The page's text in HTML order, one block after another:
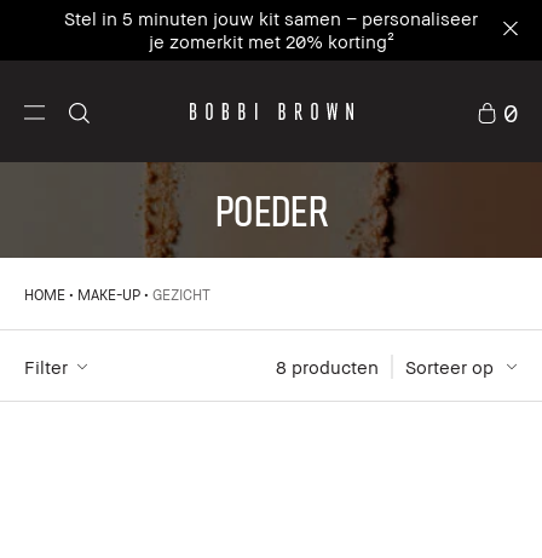
Stel in 5 minuten jouw kit samen – personaliseer
je zomerkit met 20% korting²
0
POEDER
HOME MAKE-UP GEZICHT
Filter Sorteer op
8 producten